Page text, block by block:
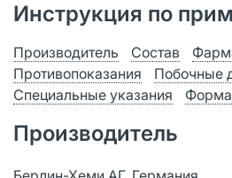
Инструкция по
Производитель Состав
Противопоказания
Побочные
Специальные указания
Производитель